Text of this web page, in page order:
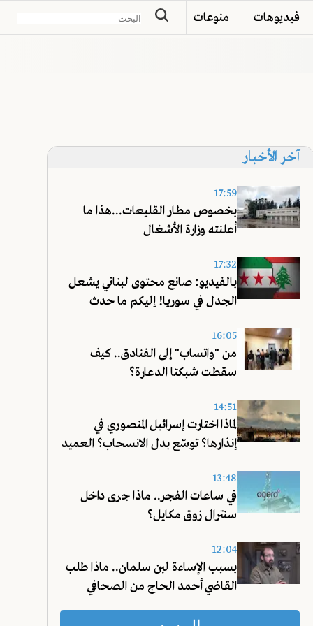
فيديوهات منوعات
آخر الأخبار
17:59
بخصوص مطار القليعات...هذا ما
أعلنته وزارة الأشغال
17:32
بالفيديو: صانع محتوى لبناني يشعل
الجدل في سوريا! إليكم ما حدث
16:05
من "واتساب" إلى الفنادق.. كيف
سقطت شبكتا الدعارة؟
14:51
لماذا اختارت إسرائيل المنصوري في
إنذارها؟ توسّع بدل الانسحاب؟ العميد
13:48
في ساعات الفجر.. ماذا جرى داخل
سنترال زوق مكايل؟
12:04
بسبب الإساءة لبن سلمان.. ماذا طلب
القاضي أحمد الحاج من الصحافي